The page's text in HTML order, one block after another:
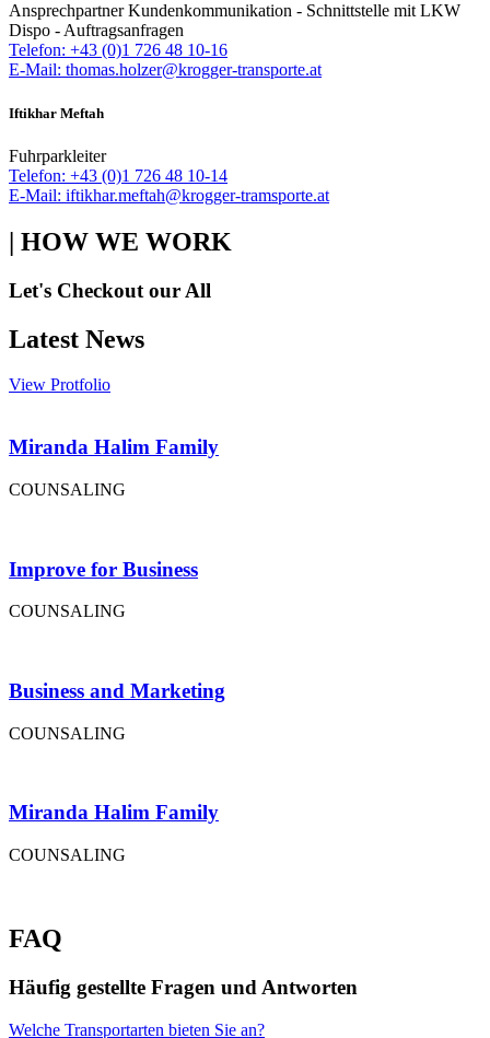
Ansprechpartner Kundenkommunikation - Schnittstelle mit LKW
Dispo - Auftragsanfragen
Telefon: +43 (0)1 726 48 10-16
E-Mail: thomas.holzer@krogger-transporte.at
Iftikhar Meftah
Fuhrparkleiter
Telefon: +43 (0)1 726 48 10-14
E-Mail: iftikhar.meftah@krogger-tramsporte.at
| HOW WE WORK
Let's Checkout our All
Latest News
View Protfolio
Miranda Halim Family
COUNSALING
Improve for Business
COUNSALING
Business and Marketing
COUNSALING
Miranda Halim Family
COUNSALING
FAQ
Häufig gestellte Fragen und Antworten
Welche Transportarten bieten Sie an?